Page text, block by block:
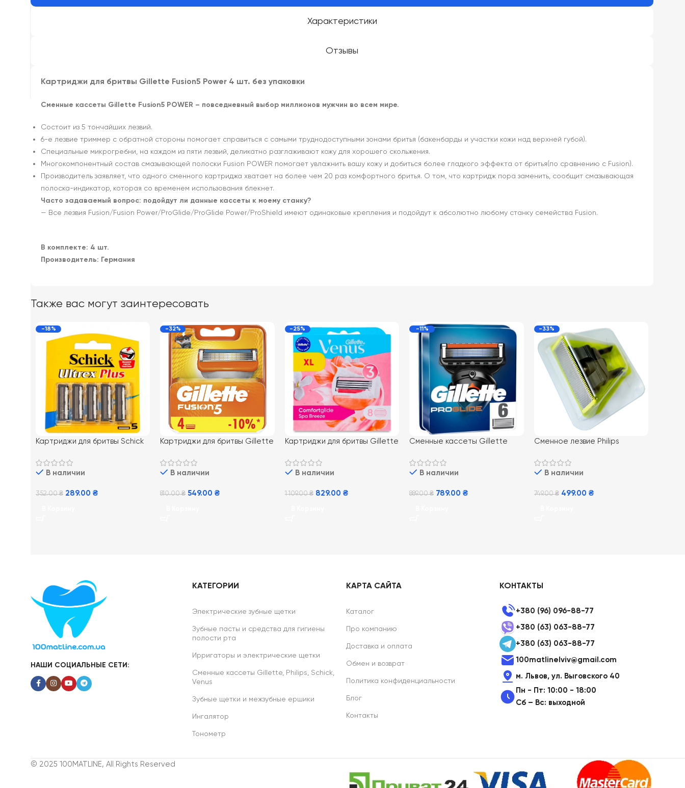
Характеристики
Отзывы
Картриджи для бритвы Gillette Fusion5 Power 4 шт. без упаковки
Сменные кассеты Gillette Fusion5 POWER – повседневный выбор миллионов мужчин во всем мире.
Состоит из 5 тончайших лезвий.
6-е лезвие триммер с обратной стороны помогает справиться с самыми труднодоступными зонами бритья (бакенбарды и участки кожи над верхней губой).
Специальные микрогребни, на каждом из пяти лезвий, деликатно разглаживают кожу для хорошего скольжения.
Многокомпонентный состав смазывающей полоски Fusion POWER помогает увлажнить вашу кожу и добиться более гладкого эффекта от бритья(по сравнению с Fusion).
Производитель заявляет, что одного сменного картриджа хватает на более чем 20 раз комфортного бритья. О том, что картридж пора заменить, сообщит смазывающая
полоска-индикатор, которая со временем использования блекнет.
Часто задаваемый вопрос: подойдут ли данные кассеты к моему станку?
— Все лезвия Fusion/Fusion Power/ProGlide/ProGlide Power/ProShield имеют одинаковые крепления и подойдут к абсолютно любому станку семейства Fusion.
В комплекте: 4 шт.
Производитель: Германия
Также вас могут заинтересовать
-18%
Картриджи для бритвы Schick
В наличии
352.00₴ 289.00 ₴
-32%
Картриджи для бритвы Gillette
В наличии
810.00₴ 549.00₴
-25%
Картриджи для бритвы Gillette
breeze 8 шт.
В наличии
1 109.00₴ 829.00 ₴
-11%
Сменные кассеты Gillette
В наличии
889.00₴ 789.00₴
-33%
Сменное лезвие Philips
В наличии
749.00₴ 499.00 ₴
НАШИ СОЦИАЛЬНЫЕ СЕТИ:
КАТЕГОРИИ
Электрические зубные щетки
Зубные пасты и средства для гигиены
полости рта
Ирригаторы и электрические щетки
Сменные кассеты Gillette, Philips, Schick,
Venus
Зубные щетки и межзубные ершики
Ингалятор
Тонометр
КАРТА САЙТА
Каталог
Про компанию
Доставка и оплата
Обмен и возврат
Политика конфиденциальности
Блог
Контакты
КОНТАКТЫ
+380 (96) 096-88-77
+380 (63) 063-88-77
+380 (63) 063-88-77
100matlinelviv@gmail.com
м. Львов, ул. Выговского 40
Пн - Пт: 10:00 - 18:00
Сб – Вс: выходной
© 2025 100MATLINE, All Rights Reserved